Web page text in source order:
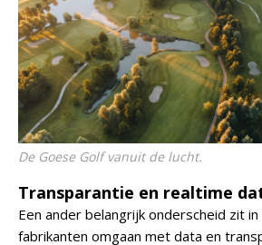
De Goese Golf vanuit de lucht.
Transparantie en realtime
Een ander belangrijk onderscheid zit
fabrikanten omgaan met data en